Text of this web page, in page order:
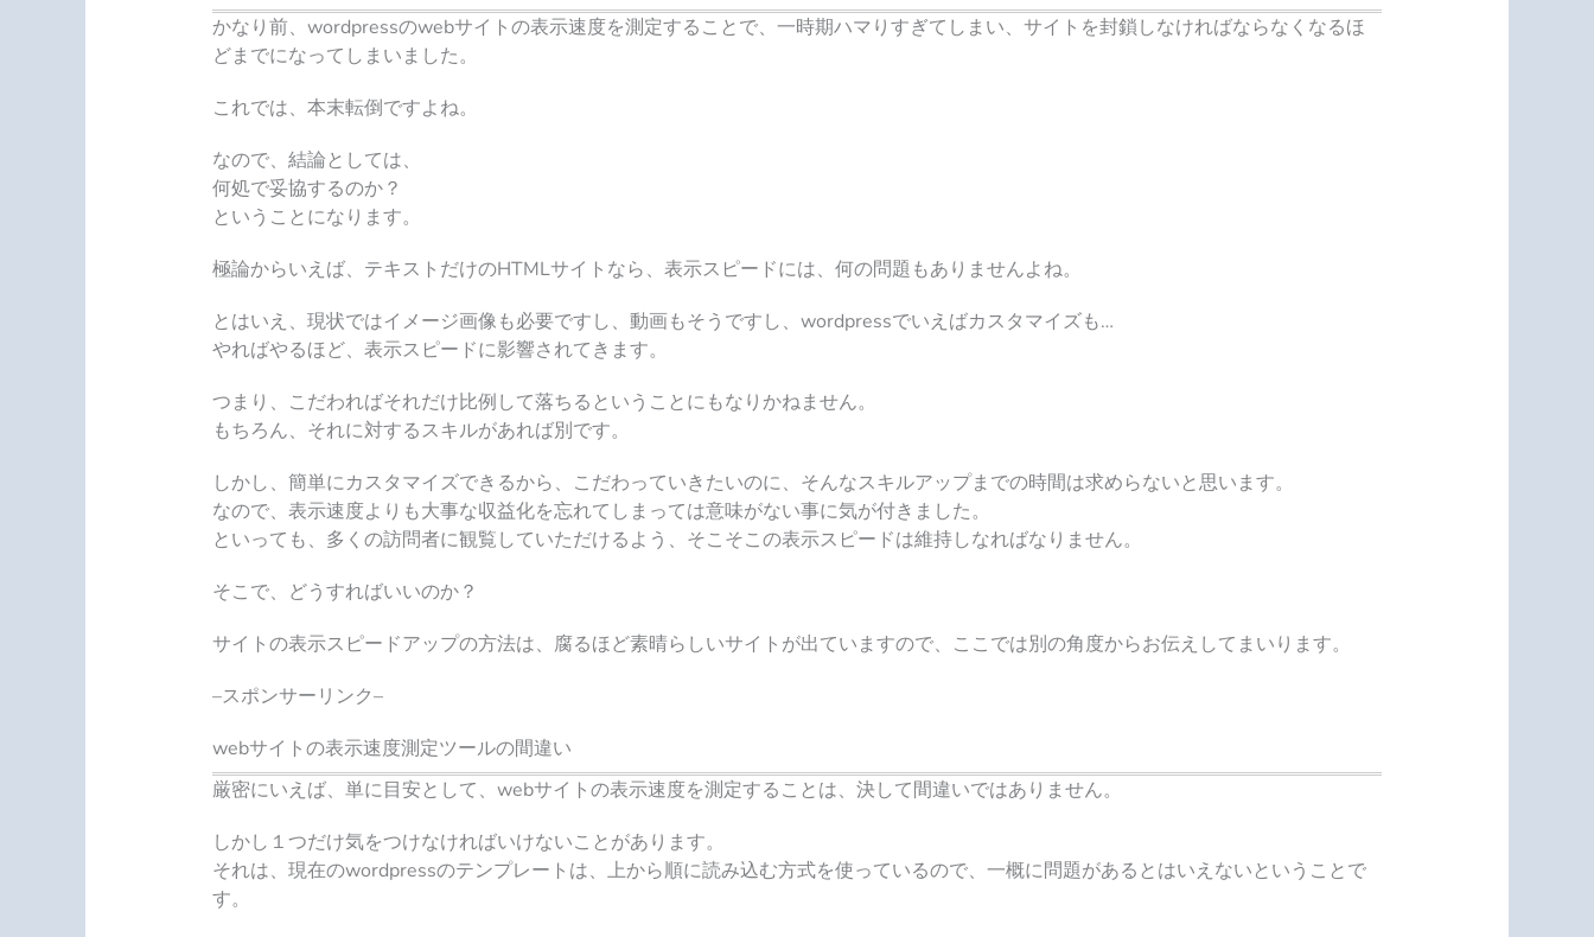
かなり前、wordpressのwebサイトの表示速度を測定することで、一時期ハマりすぎてしまい、サイトを封鎖しなければならなくなるほ
どまでになってしまいました。
これでは、本末転倒ですよね。
なので、結論としては、
何処で妥協するのか？
ということになります。
極論からいえば、 テキストだけのHTMLサイトなら、表示スピードには、何の問題もありませんよね。
とはいえ、現状ではイメージ画像も必要ですし、動画もそうですし、wordpressでいえばカスタマイズも…
やればやるほど、表示スピードに影響されてきます。
つまり、こだわればそれだけ比例して落ちるということにもなりかねません。
もちろん、それに対するスキルがあれば別です。
しかし、簡単にカスタマイズできるから、こだわっていきたいのに、そんなスキルアップまでの時間は求めらないと思います。
なので、 表示速度よりも大事な収益化を忘れてしまっては意味がない事に気が付きました。
といっても、多くの訪問者に観覧していただけるよう、そこそこの表示スピードは維持しなればなりません。
そこで、どうすればいいのか？
サイトの表示スピードアップの方法は、腐るほど素晴らしいサイトが出ていますので、ここでは別の角度からお伝えしてまいります。
–スポンサーリンク–
webサイトの表示速度測定ツールの間違い
厳密にいえば、単に目安として、webサイトの表示速度を測定することは、決して間違いではありません。
しかし１つだけ気をつけなければいけないことがあります。
それは、現在のwordpressのテンプレートは、上から順に読み込む方式を使っているので、一概に問題があるとはいえないということで
す。